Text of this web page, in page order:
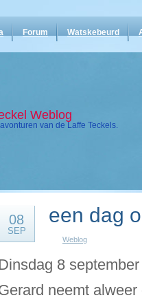
Forum Watskebeurd
Weblog
van de Laffe Teckels.
08
SEP
een dag
Weblog
8
neemt